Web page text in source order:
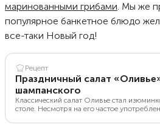
маринованными грибами. Мы же
популярное банкетное блюдо
все-таки Новый год!
Рецепт
Праздничный салат
шампанского
Классический салат Оливье стал
столе. Несмотря на его частое
Поэтому помимо классического